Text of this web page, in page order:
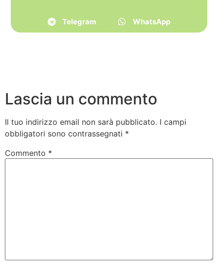
Telegram WhatsApp
Lascia un commento
Il tuo indirizzo email non sarà pubblicato. I campi
obbligatori sono contrassegnati *
Commento *